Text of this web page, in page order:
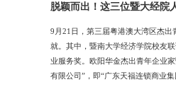
脱颖而出！这三位暨大经院
9月21日，第三届粤港澳大湾区杰
就。其中，暨南大学经济学院校友
业服务奖。欧阳华金杰出青年企业
有限公司”，即“广东天福连锁商业